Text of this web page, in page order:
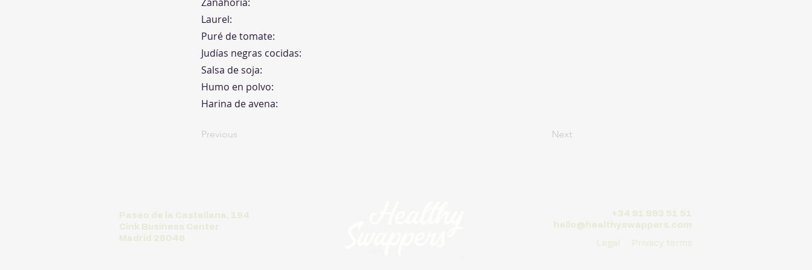
Laurel:
Puré de tomate:
Judías negras cocidas:
Salsa de soja:
Humo en polvo:
Harina de avena:
Previous Next
Paseo de la Castellana, 194
Cink Business Center
Madrid 28046
+34 91 993 51 51
hello@healthyswappers.com
Legal
Privacy terms